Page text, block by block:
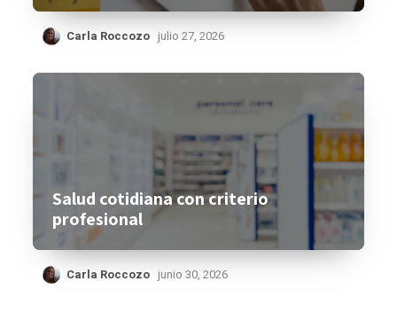
Carla Roccozo julio 27, 2026
Salud cotidiana con criterio
profesional
Carla Roccozo junio 30, 2026